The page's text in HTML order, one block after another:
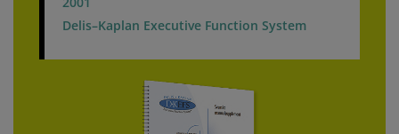
Delis–Kaplan Executive Function System